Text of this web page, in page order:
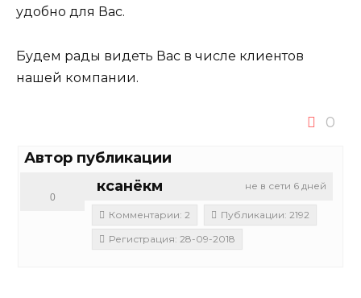
удобно для Вас.
Будем рады видеть Вас в числе клиентов
нашей компании.
0
Автор публикации
не в сети 6 дней
ксанёкм
0
Комментарии: 2
Публикации: 2192
Регистрация: 28-09-2018